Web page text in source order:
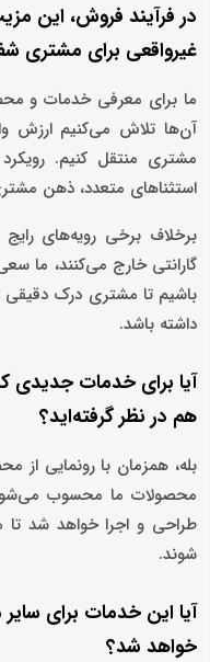
در فرآیند فروش، این
غیرواقعی برای مشتری
ما برای معرفی خدمات و
آن‌ها تلاش می‌کنیم ارزش
مشتری منتقل کنیم.
استثناهای متعدد، ذهن
برخلاف برخی رویه‌های
گارانتی خارج می‌کنند، ما
باشیم تا مشتری درک
داشته باشد.
آیا برای خدمات جدیدی
هم در نظر گرفته‌اید؟
بله، همزمان با رونمایی از
محصولات ما محسوب
طراحی و اجرا خواهد شد تا
شوند.
آیا این خدمات برای
خواهد شد؟